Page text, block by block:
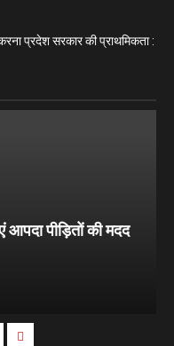
प्रदेश सरकार की प्राथमिकता :
आपदा पीड़ितों की मदद